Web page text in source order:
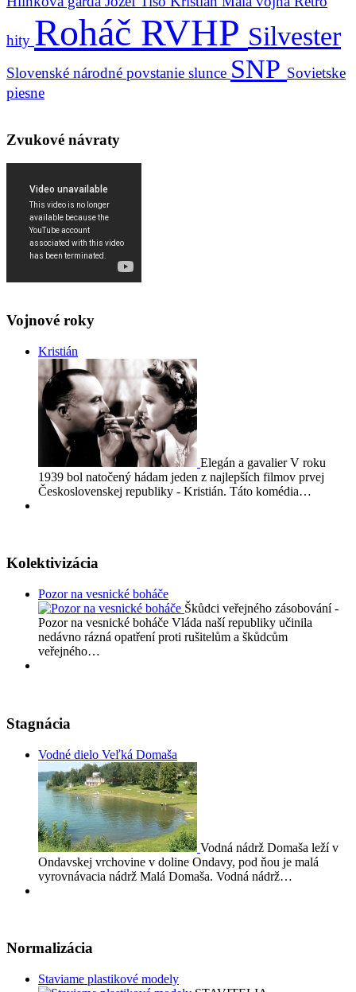
hity Roháč RVHP Silvester
Slovenské národné povstanie slunce SNP Sovietske
piesne
Zvukové návraty
Vojnové roky
Kristián
Elegán a gavalier V roku
1939 bol natočený hádam jeden z najlepších filmov prvej
Československej republiky - Kristián. Táto komédia…
Kolektivizácia
Pozor na vesnické boháče
Škůdci veřejného zásobování -
Pozor na vesnické boháče Vláda naší republiky učinila
nedávno rázná opatření proti rušitelům a škůdcům
veřejného…
Stagnácia
Vodné dielo Veľká Domaša
Vodná nádrž Domaša leží v
Ondavskej vrchovine v doline Ondavy, pod ňou je malá
vyrovnávacia nádrž Malá Domaša. Vodná nádrž…
Normalizácia
Staviame plastikové modely